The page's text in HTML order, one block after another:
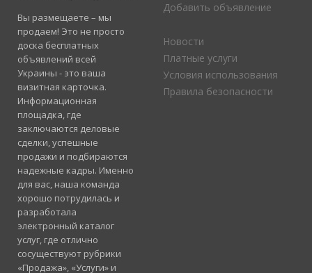
Вы размещаете – мы
продаем! Это не просто
доска бесплатных
объявлений всей
Украины - это ваша
визитная карточка.
Информационная
площадка, где
заключаются деловые
сделки, успешные
продажи и подбираются
надежные кадры. Именно
для вас, наша команда
хорошо потрудилась и
разработала
электронный каталог
услуг, где отлично
сосуществуют рубрики
«Продажа», «Услуги» и
Добавить объявление
Новости
Платные услуги
Условия использования
Правила безопасности